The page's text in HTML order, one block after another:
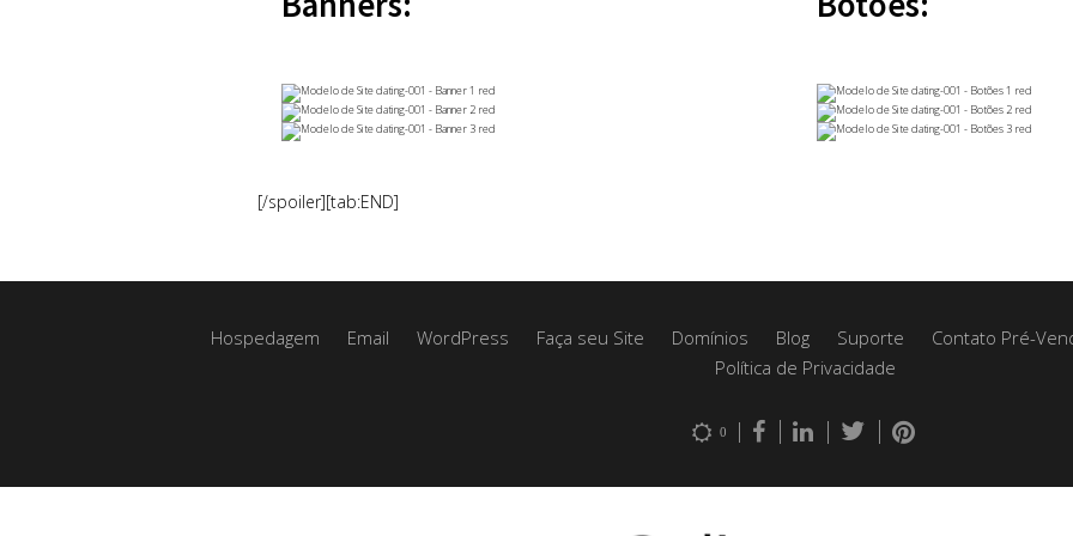
[/spoiler][tab:END]
Hospedagem Email WordPress Faça seu Site Domínios Blog Suporte Contato Pré-
Política de Privacidade
0